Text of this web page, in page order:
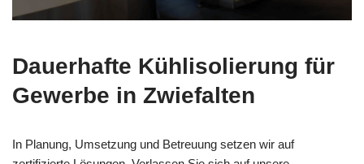
Dauerhafte Kühlisolierung für
Gewerbe in Zwiefalten
In Planung, Umsetzung und Betreuung setzen wir auf